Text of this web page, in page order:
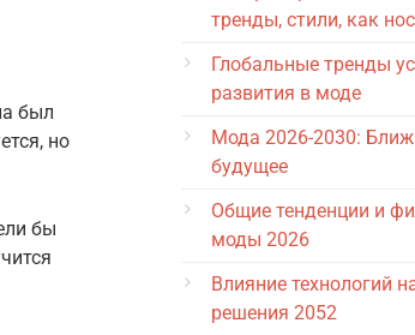
был
но
бы
тренды, стили, как
Глобальные тренды
развития в моде
Мода 2026-2030:
будущее
Общие тенденции и
моды 2026
Влияние технологий
решения 2052